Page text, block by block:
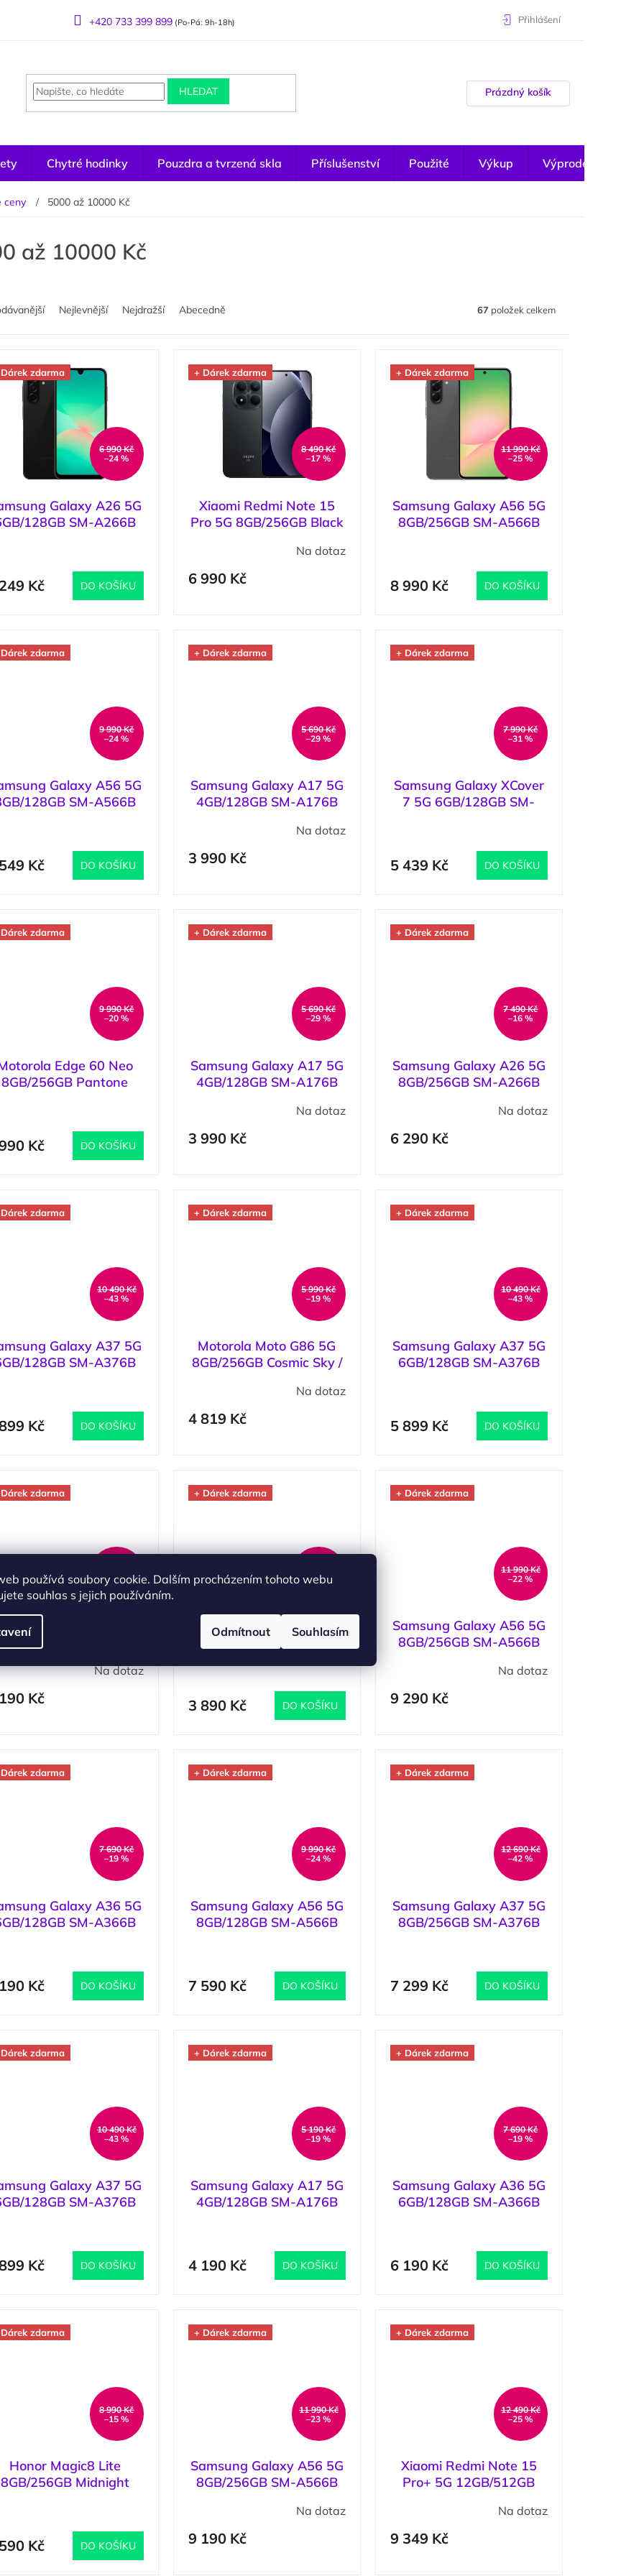
používá soubory cookie. Dalším procházením tohoto webu
souhlas s jejich používáním.
Odmítnout Souhlasím
+420 733 399 899(Po-Pá: 9h-18h) Přihlášení
HLEDAT Nákupní košík
Prázdný košík
Výprodej
Chytré hodinky Pouzdra a tvrzená skla Příslušenství Použité Výkup
ceny 5000 až 10000 Kč
až 10000 Kč
Nejlevnější Nejdražší Abecedně 67 položek celkem
zdarma
6 990 Kč
–24 %
Galaxy A26 5G
128GB SM-A266B
Kč DO KOŠÍKU
+ Dárek zdarma
8 490 Kč
–17 %
Xiaomi Redmi Note 15
Pro 5G 8GB/256GB Black
Na dotaz
6 990 Kč
+ Dárek zdarma
11 990 Kč
–25 %
Samsung Galaxy A56 5G
8GB/256GB SM-A566B
8 990 Kč DO KOŠÍKU
zdarma
9 990 Kč
–24 %
Galaxy A56 5G
128GB SM-A566B
Kč DO KOŠÍKU
+ Dárek zdarma
5 690 Kč
–29 %
Samsung Galaxy A17 5G
4GB/128GB SM-A176B
Na dotaz
3 990 Kč
+ Dárek zdarma
7 990 Kč
–31 %
Samsung Galaxy XCover
7 5G 6GB/128GB SM-
produktu
je
hvězdiček.
5 439 Kč DO KOŠÍKU
zdarma
9 990 Kč
–20 %
Edge 60 Neo
8GB/256GB Pantone
Kč DO KOŠÍKU
+ Dárek zdarma
5 690 Kč
–29 %
Samsung Galaxy A17 5G
4GB/128GB SM-A176B
Na dotaz
3 990 Kč
+ Dárek zdarma
7 490 Kč
–16 %
Samsung Galaxy A26 5G
8GB/256GB SM-A266B
Na dotaz
6 290 Kč
zdarma
10 490 Kč
–43 %
Galaxy A37 5G
128GB SM-A376B
Kč DO KOŠÍKU
+ Dárek zdarma
5 990 Kč
–19 %
Motorola Moto G86 5G
8GB/256GB Cosmic Sky /
Na dotaz
4 819 Kč
+ Dárek zdarma
10 490 Kč
–43 %
Samsung Galaxy A37 5G
6GB/128GB SM-A376B
5 899 Kč DO KOŠÍKU
zdarma
–17 %
Galaxy A26 5G
256GB SM-A266B
Na dotaz
Kč
+ Dárek zdarma
–9 %
Xiaomi Redmi Note 14 5G
6GB/128GB Midnight
(>5 ks)
3 890 Kč DO KOŠÍKU
+ Dárek zdarma
11 990 Kč
–22 %
Samsung Galaxy A56 5G
8GB/256GB SM-A566B
Na dotaz
9 290 Kč
zdarma
7 690 Kč
–19 %
Galaxy A36 5G
128GB SM-A366B
Kč DO KOŠÍKU
+ Dárek zdarma
9 990 Kč
–24 %
Samsung Galaxy A56 5G
8GB/128GB SM-A566B
7 590 Kč DO KOŠÍKU
+ Dárek zdarma
12 690 Kč
–42 %
Samsung Galaxy A37 5G
8GB/256GB SM-A376B
7 299 Kč DO KOŠÍKU
zdarma
10 490 Kč
–43 %
Galaxy A37 5G
128GB SM-A376B
Kč DO KOŠÍKU
+ Dárek zdarma
5 190 Kč
–19 %
Samsung Galaxy A17 5G
4GB/128GB SM-A176B
4 190 Kč DO KOŠÍKU
+ Dárek zdarma
7 690 Kč
–19 %
Samsung Galaxy A36 5G
6GB/128GB SM-A366B
6 190 Kč DO KOŠÍKU
zdarma
8 990 Kč
–15 %
Honor Magic8 Lite
8GB/256GB Midnight
Kč DO KOŠÍKU
+ Dárek zdarma
11 990 Kč
–23 %
Samsung Galaxy A56 5G
8GB/256GB SM-A566B
Na dotaz
9 190 Kč
+ Dárek zdarma
12 490 Kč
–25 %
Xiaomi Redmi Note 15
Pro+ 5G 12GB/512GB
Na dotaz
9 349 Kč